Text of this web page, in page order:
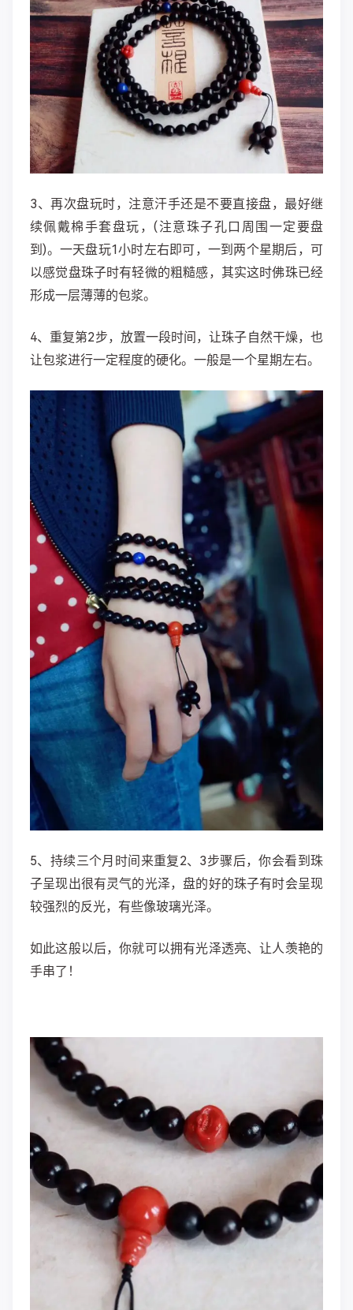
3、再次盘玩时，注意汗手还是不要直接盘，最好继
续佩戴棉手套盘玩，(注意珠子孔口周围一定要盘
到)。一天盘玩1小时左右即可，一到两个星期后，可
以感觉盘珠子时有轻微的粗糙感，其实这时佛珠已经
形成一层薄薄的包浆。
4、重复第2步，放置一段时间，让珠子自然干燥，也
让包浆进行一定程度的硬化。一般是一个星期左右。
5、持续三个月时间来重复2、3步骤后，你会看到珠
子呈现出很有灵气的光泽，盘的好的珠子有时会呈现
较强烈的反光，有些像玻璃光泽。
如此这般以后，你就可以拥有光泽透亮、让人羡艳的
手串了！